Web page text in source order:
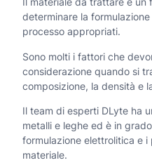
o
l
y
t
e
C
o
determinare la
processo appropriati.
Sono molti i fattori che
considerazione quando si
composizione, la densità e
Il team di esperti DLyte ha
metalli e leghe ed è in
formulazione elettrolitica e
materiale.